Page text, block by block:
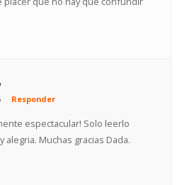
Responder
espectacular! Solo leerlo
alegria. Muchas gracias Dada.